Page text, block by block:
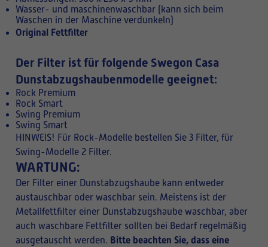
Wasser- und maschinenwaschbar (kann sich beim
Waschen in der Maschine verdunkeln)
Original Fettfilter
Der Filter ist für folgende Swegon Casa
Dunstabzugshaubenmodelle geeignet:
Rock Premium
Rock Smart
Swing Premium
Swing Smart
HINWEIS! Für Rock-Modelle bestellen Sie 3 Filter, für
Swing-Modelle 2 Filter.
WARTUNG:
Der Filter einer Dunstabzugshaube kann entweder
austauschbar oder waschbar sein. Meistens ist der
Metallfettfilter einer Dunstabzugshaube waschbar, aber
auch waschbare Fettfilter sollten bei Bedarf regelmäßig
ausgetauscht werden. Bitte beachten Sie, dass eine